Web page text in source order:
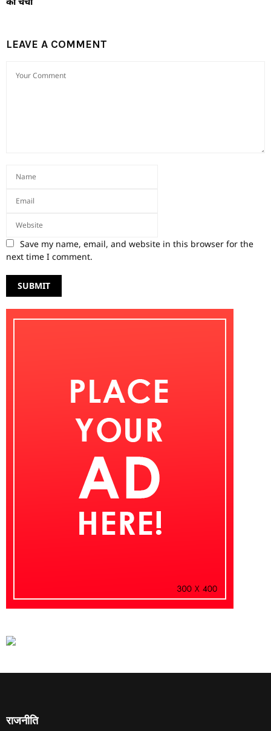
LEAVE A COMMENT
Save my name, email, and website in this browser for the
next time I comment.
राजनीति